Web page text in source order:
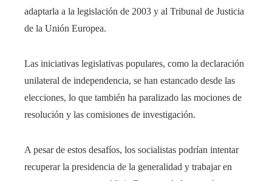
adaptarla a la legislación de 2003 y al Tribunal de Justicia
de la Unión Europea.
Las iniciativas legislativas populares, como la declaración
unilateral de independencia, se han estancado desde las
elecciones, lo que también ha paralizado las mociones de
resolución y las comisiones de investigación.
A pesar de estos desafíos, los socialistas podrían intentar
recuperar la presidencia de la generalidad y trabajar en